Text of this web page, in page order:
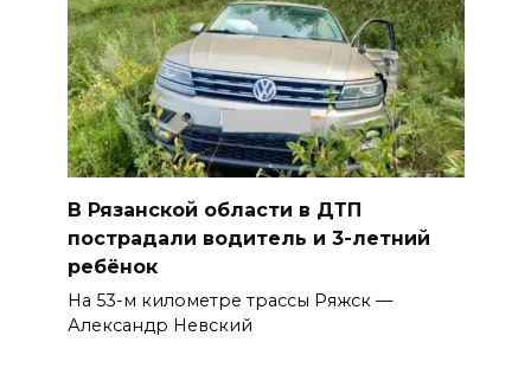
В Рязанской области в ДТП
пострадали водитель и 3-летний
ребёнок
На 53-м километре трассы Ряжск —
Александр Невский